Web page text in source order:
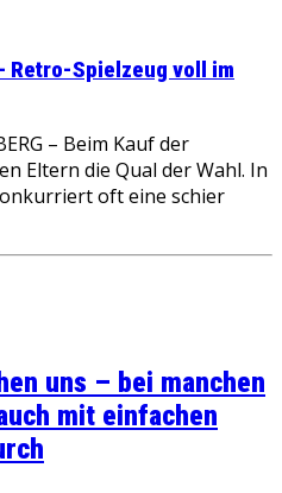
Retro-Spielzeug voll im
– Beim Kauf der
Eltern die Qual der Wahl. In
oft eine schier
uns – bei manchen
mit einfachen